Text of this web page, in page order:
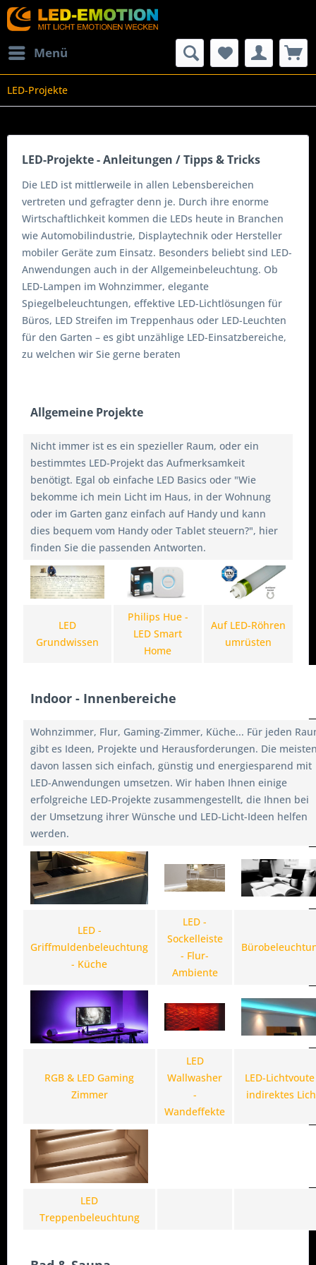
Menü
LED-Projekte
LED-Projekte - Anleitungen / Tipps & Tricks
Die LED ist mittlerweile in allen Lebensbereichen
vertreten und gefragter denn je. Durch ihre enorme
Wirtschaftlichkeit kommen die LEDs heute in Branchen
wie Automobilindustrie, Displaytechnik oder Hersteller
mobiler Geräte zum Einsatz. Besonders beliebt sind LED-
Anwendungen auch in der Allgemeinbeleuchtung. Ob
LED-Lampen im Wohnzimmer, elegante
Spiegelbeleuchtungen, effektive LED-Lichtlösungen für
Büros, LED Streifen im Treppenhaus oder LED-Leuchten
für den Garten – es gibt unzählige LED-Einsatzbereiche,
zu welchen wir Sie gerne beraten
Allgemeine Projekte
Nicht immer ist es ein spezieller Raum, oder ein
bestimmtes LED-Projekt das Aufmerksamkeit
benötigt. Egal ob einfache LED Basics oder "Wie
bekomme ich mein Licht im Haus, in der Wohnung
oder im Garten ganz einfach auf Handy und kann
dies bequem vom Handy oder Tablet steuern?", hier
finden Sie die passenden Antworten.
LED
Grundwissen
Philips Hue -
LED Smart
Home
Auf LED-Röhren
umrüsten
Indoor - Innenbereiche
Wohnzimmer, Flur, Gaming-Zimmer, Küche... Für jeden
gibt es Ideen, Projekte und Herausforderungen. Die
davon lassen sich einfach, günstig und energiesparend mit
LED-Anwendungen umsetzen. Wir haben Ihnen einige
erfolgreiche LED-Projekte zusammengestellt, die Ihnen bei
der Umsetzung ihrer Wünsche und LED-Licht-Ideen helfen
werden.
LED -
Griffmuldenbeleuchtung
- Küche
LED -
Sockelleiste
- Flur-
Ambiente
RGB & LED Gaming
Zimmer
LED
Wallwasher
-
Wandeffekte
LED-
indirektes
LED
Treppenbeleuchtung